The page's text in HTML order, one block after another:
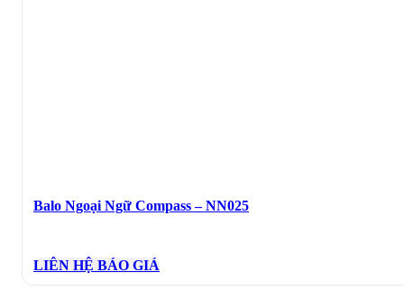
Balo Ngoại Ngữ Compass – NN025
LIÊN HỆ BÁO GIÁ